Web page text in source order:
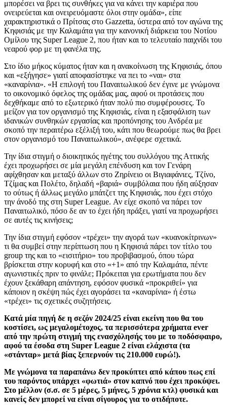
μπορέσει να βρει τις συνθήκες για να κάνει την καριέρα που
ονειρεύεται και ονειρευόμαστε όλοι στην ομάδα», είπε
χαρακτηριστικά ο Πρίτσας στο Gazzetta, ύστερα από τον αγώνα της
Κηφισιάς με την Καλαμάτα για την κανονική διάρκεια του Νοτίου
Ομίλου της Super League 2, που ήταν και το τελευταίο παιχνίδι του
νεαρού φορ με τη φανέλα της.
Στο ίδιο μήκος κύματος ήταν και η ανακοίνωση της Κηφισιάς, όπου
και «εξήγησε» γιατί αποφασίστηκε να πει το «ναι» στα
«καναρίνια». «Η επιλογή του Παναιτωλικού δεν έγινε με γνώμονα
το οικονομικό όφελος της ομάδας μας, αφού οι προτάσεις που
δεχθήκαμε από το εξωτερικό ήταν πολύ πιο συμφέρουσες. Το
μείζον για τον οργανισμό της Κηφισιάς, είναι η εξασφάλιση των
ιδανικών συνθηκών εργασίας και προπόνησης του Ανδρέα με
σκοπό την περαιτέρω εξέλιξή του, κάτι που θεωρούμε πως θα βρει
στον οργανισμό του Παναιτωλικού», ανέφερε σχετικά.
Την ίδια στιγμή ο διοικητικός ηγέτης του συλλόγου της Αττικής
έχει προχωρήσει σε μία μεγάλη επένδυση και τον Γενάρη
αφίχθησαν και μεταξύ άλλων στο Ζηρίνειο οι Βιγιαφάνιες, Τζίνο,
Τζίμας και Πολέτο, δηλαδή «βαριά» συμβόλαια που ήδη αύξησαν
το ούτως ή άλλως μεγάλο μπάτζετ της Κηφισιάς, που έχει στόχο
την άνοδό της στη Super League. Αν είχε σκοπό να πάρει τον
Παναιτωλικό, πόσο δε αν το έχει ήδη πράξει, γιατί να προχωρήσει
σε αυτές τις κινήσεις;
Την ίδια στιγμή εφόσον «τρέχει» την αγορά των «κυανοκίτρινων»
τι θα συμβεί στην περίπτωση που η Κηφισιά πάρει τον τίτλο του
group της και το «εισιτήριο» του προβιβασμού, όπου τώρα
βρίσκεται στην κορυφή και στο «+1» από την Καλαμάτα, πέντε
αγωνιστικές πριν το φινάλε; Πρόκειται για ερωτήματα που δεν
έχουν ξεκάθαρη απάντηση, εφόσον φυσικά «προκριθεί» για
κάποιον η σκέψη πώς έχει αγοράσει τα «καναρίνια» ή έστω
«τρέχει» τις σχετικές συζητήσεις.
Κατά μία πηγή δε η σεζόν 2024/25 είναι εκείνη που θα του
κοστίσει, ως μεγαλομέτοχος, τα περισσότερα χρήματα ever
από την πρώτη στιγμή της ενασχόλησής του με το ποδόσφαιρο,
αφού τα έσοδα στη Super League 2 είναι ελάχιστα (τα
«στάνταρ» μετά βίας ξεπερνούν τις 210.000 ευρώ!).
Με γνώμονα τα παραπάνω δεν προκύπτει από κάπου πως επί
του παρόντος υπάρχει «φωτιά» στον καπνό που έχει προκύψει.
Στο μέλλον (σ.σ. σε 5 μέρες, 5 μήνες, 5 χρόνια κτλ) φυσικά και
κανείς δεν μπορεί να είναι σίγουρος για το οτιδήποτε.